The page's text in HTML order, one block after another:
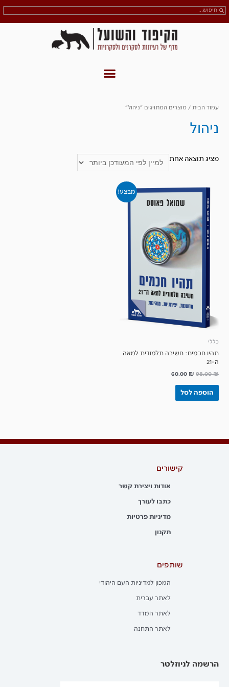
עמוד הבית / מוצרים המתויגים “ניהול”
ניהול
מציג תוצאה אחת
מבצע!
כללי
תהיו חכמים: חשיבה תלמודית למאה
ה-21
98.00₪
60.00 ₪
הוספה לסל
קישורים
אודות ויצירת קשר
כתבו לעורך
מדיניות פרטיות
תקנון
שותפים
המכון למדיניות העם היהודי
לאתר עברית
לאתר המדד
לאתר התחנה
הרשמה לניוזלטר